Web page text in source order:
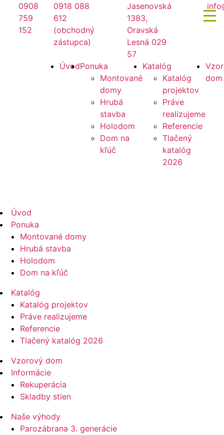
Preskočiť
obsah
0908
759
152
0918 088
612
(obchodný
zástupca)
Jasenovská
1383,
Oravská
Lesná 029
57
Mirano
ÚvodPonuka
Montované
domy
Hrubá
stavba
Holodom
Dom na
kľúč
Katalóg
Katalóg
projektov
Práve
realizujeme
Referencie
Tlačený
katalóg
2026
dom
Úvod
Ponuka
Montované domy
Hrubá stavba
Holodom
Dom na kľúč
Katalóg
Katalóg projektov
Práve realizujeme
Referencie
Tlačený katalóg 2026
Vzorový dom
Informácie
Rekuperácia
Skladby stien
Naše výhody
Parozábrana 3. generácie